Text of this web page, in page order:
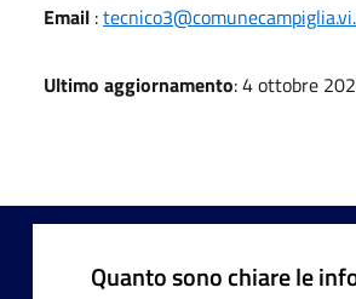
Email :
Ultimo aggiornamento: 4 ottobre
Quanto sono chiare le